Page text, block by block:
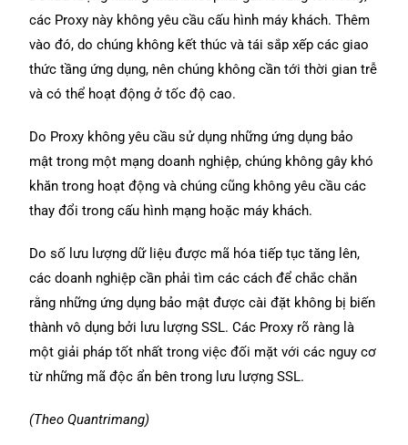
các Proxy này không yêu cầu cấu hình máy khách. Thêm
vào đó, do chúng không kết thúc và tái sắp xếp các giao
thức tầng ứng dụng, nên chúng không cần tới thời gian trễ
và có thể hoạt động ở tốc độ cao.
Do Proxy không yêu cầu sử dụng những ứng dụng bảo
mật trong một mạng doanh nghiệp, chúng không gây khó
khăn trong hoạt động và chúng cũng không yêu cầu các
thay đổi trong cấu hình mạng hoặc máy khách.
Do số lưu lượng dữ liệu được mã hóa tiếp tục tăng lên,
các doanh nghiệp cần phải tìm các cách để chắc chắn
rằng những ứng dụng bảo mật được cài đặt không bị biến
thành vô dụng bởi lưu lượng SSL. Các Proxy rõ ràng là
một giải pháp tốt nhất trong việc đối mặt với các nguy cơ
từ những mã độc ẩn bên trong lưu lượng SSL.
(Theo Quantrimang)